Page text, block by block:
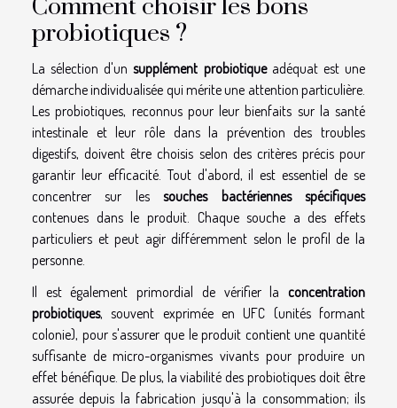
Comment choisir les bons
probiotiques ?
La sélection d'unsupplément probiotiqueadéquat est une
démarche individualisée qui mérite une attention particulière.
Les probiotiques, reconnus pour leur bienfaits sur la santé
intestinale et leur rôle dans la prévention des troubles
digestifs, doivent être choisis selon des critères précis pour
garantir leur efficacité. Tout d'abord, il est essentiel de se
concentrer sur lessouches bactériennes spécifiques
contenues dans le produit. Chaque souche a des effets
particuliers et peut agir différemment selon le profil de la
personne.
Il est également primordial de vérifier la concentration
probiotiques, souvent exprimée en UFC (unités formant
colonie), pour s'assurer que le produit contient une quantité
suffisante de micro-organismes vivants pour produire un
effet bénéfique. De plus, la viabilité des probiotiques doit être
assurée depuis la fabrication jusqu'à la consommation; ils